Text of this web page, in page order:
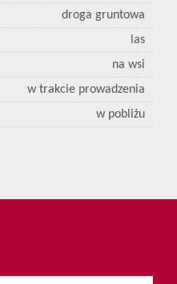
droga gruntowa
las
na wsi
w trakcie prowadzenia
w pobliżu